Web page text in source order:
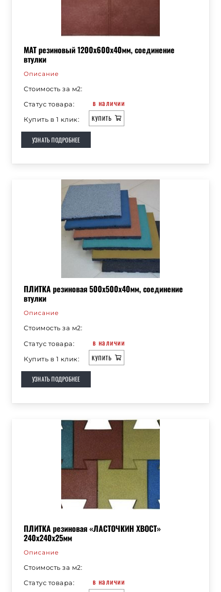
амортизационные свойства.
МАТ резиновый 1200х600х40мм, соединение
втулки
Описание
Стоимость за м2:
Статус товара:
в наличии
Купить в 1 клик: КУПИТЬ
УЗНАТЬ ПОДРОБНЕЕ
ПЛИТКА резиновая 500х500х40мм, соединение
втулки
Описание
Стоимость за м2:
Статус товара:
в наличии
Купить в 1 клик: КУПИТЬ
УЗНАТЬ ПОДРОБНЕЕ
ПЛИТКА резиновая «ЛАСТОЧКИН ХВОСТ»
240х240х25мм
Описание
Стоимость за м2:
Статус товара:
в наличии